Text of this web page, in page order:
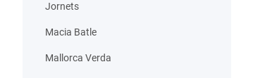
Jornets
Macia Batle
Mallorca Verda